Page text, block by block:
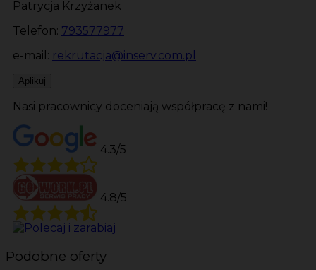
Patrycja Krzyżanek
Telefon: 793577977
e-mail: rekrutacja@inserv.com.pl
Aplikuj
Nasi pracownicy doceniają współpracę z nami!
4.3/5
4.8/5
Podobne oferty